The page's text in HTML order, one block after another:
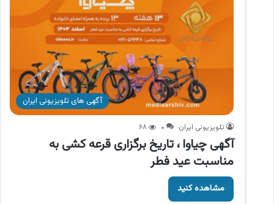
آگهی های تلویزیونی ایران
تلویزیونی ایران ۰ ۶۸
آگهی چیاوا ، تاریخ برگزاری قرعه کشی به
مناسبت عید فطر
مشاهده کنید